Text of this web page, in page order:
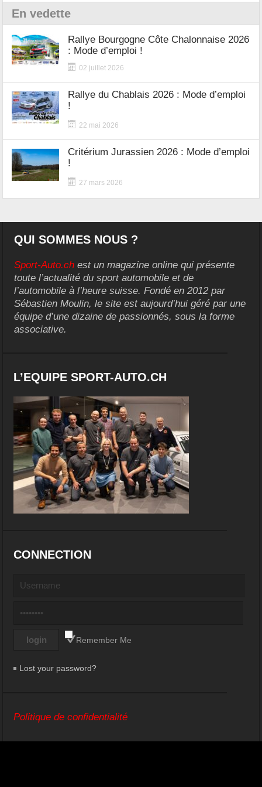
En vedette
Rallye Bourgogne Côte Chalonnaise 2026
: Mode d’emploi !
02 juillet 2026
Rallye du Chablais 2026 : Mode d’emploi
!
22 mai 2026
Critérium Jurassien 2026 : Mode d’emploi
!
27 mars 2026
QUI SOMMES NOUS ?
Sport-Auto.ch est un magazine online qui présente
toute l’actualité du sport automobile et de
l’automobile à l’heure suisse. Fondé en 2012 par
Sébastien Moulin, le site est aujourd’hui géré par une
équipe d’une dizaine de passionnés, sous la forme
associative.
L’EQUIPE SPORT-AUTO.CH
CONNECTION
Remember Me
Lost your password?
Politique de confidentialité